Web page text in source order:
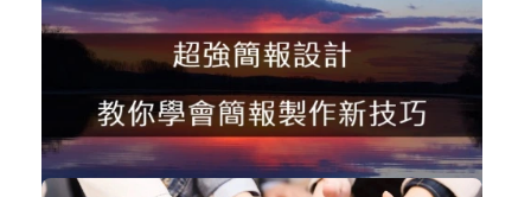
Google Ads 碎念
數位行銷
購買後有效期限：課程下架時
3037